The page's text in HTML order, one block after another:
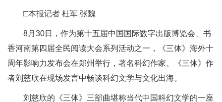
□本报记者 杜军 张魏
8月30日，作为第十五届中国国际数字出版博览会、书
香河南第四届全民阅读大会系列活动之一，《三体》海外十
周年影响力发布会在郑州举行，著名科幻作家、《三体》作
者刘慈欣在现场发言中畅谈科幻文学与文化出海。
刘慈欣的《三体》三部曲堪称当代中国科幻文学的一座